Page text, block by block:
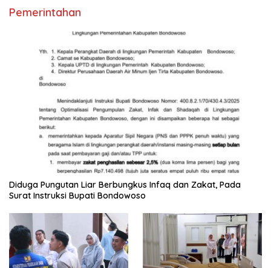
Pemerintahan
Diduga Pungutan Liar Berbungkus Infaq dan Zakat, Pada
Surat Instruksi Bupati Bondowoso